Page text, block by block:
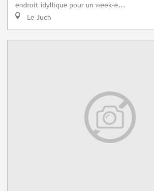
endroit idyllique pour un week-e...
Le Juch